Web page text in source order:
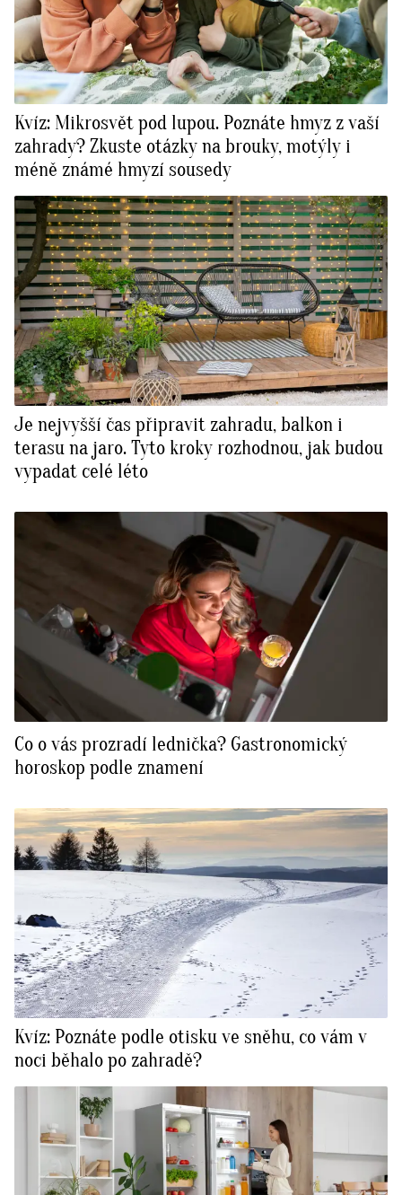
Kvíz: Mikrosvět pod lupou. Poznáte hmyz z vaší
zahrady? Zkuste otázky na brouky, motýly i
méně známé hmyzí sousedy
Je nejvyšší čas připravit zahradu, balkon i
terasu na jaro. Tyto kroky rozhodnou, jak budou
vypadat celé léto
Co o vás prozradí lednička? Gastronomický
horoskop podle znamení
Kvíz: Poznáte podle otisku ve sněhu, co vám v
noci běhalo po zahradě?